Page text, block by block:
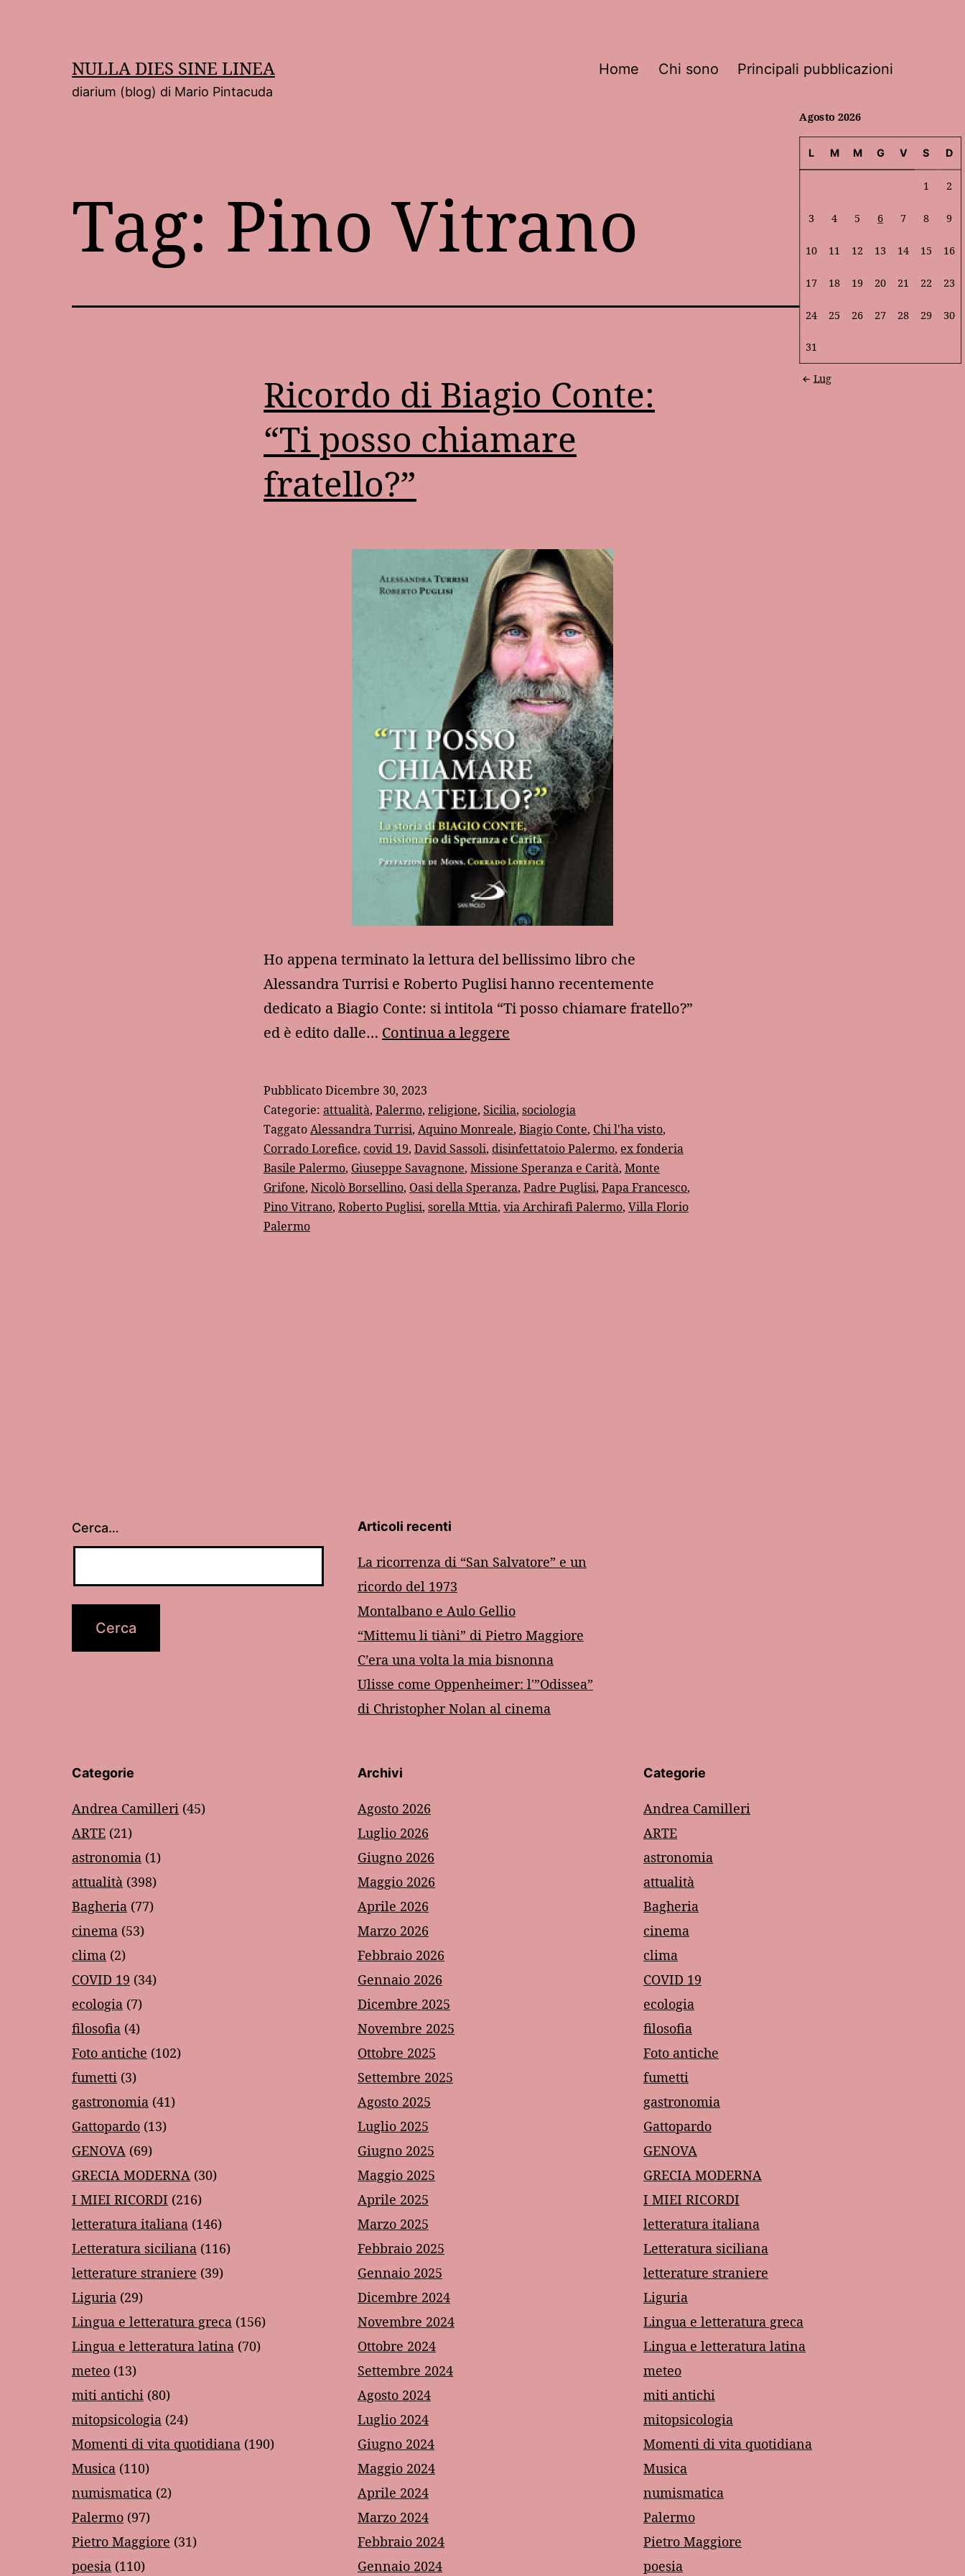
NULLA DIES SINE LINEA
diarium (blog) di Mario Pintacuda
Home Chi sono Principali pubblicazioni
Tag: Pino Vitrano
Ricordo di Biagio Conte:
“Ti posso chiamare
fratello?”
Ho appena terminato la lettura del bellissimo libro che
Alessandra Turrisi e Roberto Puglisi hanno recentemente
dedicato a Biagio Conte: si intitola “Ti posso chiamare fratello?”
ed è edito dalle… Continua a leggere
Conte:
“Ti
posso
chiamare
fratello?”
PubblicatoDicembre 30, 2023
Categorie: attualità, Palermo, religione, Sicilia, sociologia
TaggatoAlessandra Turrisi, Aquino Monreale, Biagio Conte, Chi l'ha visto,
Corrado Lorefice, covid 19, David Sassoli, disinfettatoio Palermo, ex fonderia
Basile Palermo, Giuseppe Savagnone, Missione Speranza e Carità, Monte
Grifone, Nicolò Borsellino, Oasi della Speranza, Padre Puglisi, Papa Francesco,
Pino Vitrano, Roberto Puglisi, sorella Mttia, via Archirafi Palermo, Villa Florio
Palermo
Cerca… Articoli recenti
La ricorrenza di “San Salvatore” e un
ricordo del 1973
Montalbano e Aulo Gellio
“Mittemu li tiàni” di Pietro Maggiore
C’era una volta la mia bisnonna
Ulisse come Oppenheimer: l'”Odissea”
di Christopher Nolan al cinema
Agosto 2026
L M M G V S D
1 2
3 4 5 6 7 8 9
10 11 12 13 14 15 16
17 18 19 20 21 22 23
24 25 26 27 28 29 30
31
Lug
Categorie
Andrea Camilleri (45)
ARTE (21)
astronomia (1)
attualità (398)
Bagheria (77)
cinema (53)
clima (2)
COVID 19 (34)
ecologia (7)
filosofia (4)
Foto antiche (102)
fumetti (3)
gastronomia (41)
Gattopardo (13)
GENOVA (69)
GRECIA MODERNA (30)
I MIEI RICORDI (216)
letteratura italiana (146)
Letteratura siciliana (116)
letterature straniere (39)
Liguria (29)
Lingua e letteratura greca (156)
Lingua e letteratura latina (70)
meteo (13)
miti antichi (80)
mitopsicologia (24)
Momenti di vita quotidiana (190)
Musica (110)
numismatica (2)
Palermo (97)
Pietro Maggiore (31)
poesia (110)
Archivi
Agosto 2026
Luglio 2026
Giugno 2026
Maggio 2026
Aprile 2026
Marzo 2026
Febbraio 2026
Gennaio 2026
Dicembre 2025
Novembre 2025
Ottobre 2025
Settembre 2025
Agosto 2025
Luglio 2025
Giugno 2025
Maggio 2025
Aprile 2025
Marzo 2025
Febbraio 2025
Gennaio 2025
Dicembre 2024
Novembre 2024
Ottobre 2024
Settembre 2024
Agosto 2024
Luglio 2024
Giugno 2024
Maggio 2024
Aprile 2024
Marzo 2024
Febbraio 2024
Gennaio 2024
Categorie
Andrea Camilleri
ARTE
astronomia
attualità
Bagheria
cinema
clima
COVID 19
ecologia
filosofia
Foto antiche
fumetti
gastronomia
Gattopardo
GENOVA
GRECIA MODERNA
I MIEI RICORDI
letteratura italiana
Letteratura siciliana
letterature straniere
Liguria
Lingua e letteratura greca
Lingua e letteratura latina
meteo
miti antichi
mitopsicologia
Momenti di vita quotidiana
Musica
numismatica
Palermo
Pietro Maggiore
poesia